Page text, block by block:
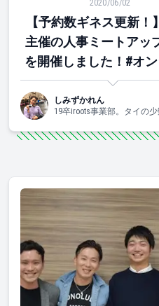
2020/06/02
【予約数ギネス更新！
主催の人事ミートアッ
を開催しました！#オン
開催
しみずかれん
19卒iroots事業部。タイの少
験があります。 好きなも